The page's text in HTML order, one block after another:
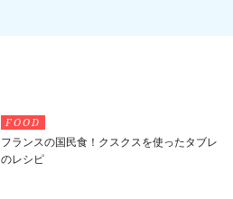
FOOD
フランスの国民食！クスクスを使ったタブレ
のレシピ